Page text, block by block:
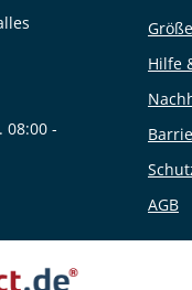
08:00 -
Hilfe
AGB